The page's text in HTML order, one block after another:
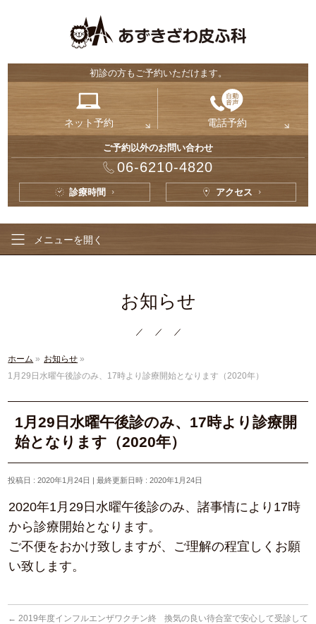
初診の方もご予約いただけます。
ネット予約 電話予約
ご予約以外のお問い合わせ
06-6210-4820
診療時間 アクセス
メニューを開く
お知らせ
ホーム » お知らせ »
1月29日水曜午後診のみ、17時より診療開始となります（2020年）
1月29日水曜午後診のみ、17時より診療開
始となります（2020年）
投稿日 : 2020年1月24日 最終更新日時 : 2020年1月24日
2020年1月29日水曜午後診のみ、諸事情により17時
から診療開始となります。
ご不便をおかけ致しますが、ご理解の程宜しくお願
い致します。
← 2019年度インフルエンザワクチン終
換気の良い待合室で安心して受診して